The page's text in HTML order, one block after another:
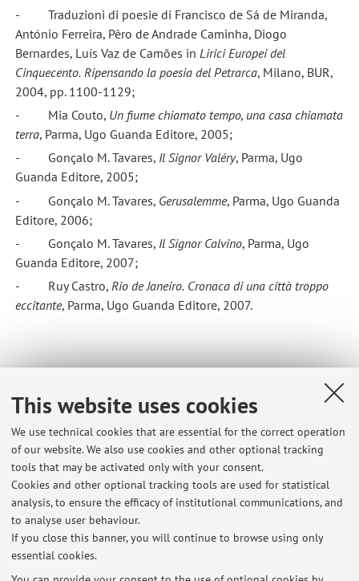
This website uses cookies
We use technical cookies that are essential for the correct operation
of our website. We also use cookies and other optional tracking
tools that may be activated only with your consent.
Cookies and other optional tracking tools are used for statistical
analysis, to ensure the efficacy of institutional communications, and
to analyse user behaviour.
If you close this banner, you will continue to browse using only
essential cookies.
- Traduzioni di poesie di Francisco de Sá de Miranda,
António Ferreira, Pêro de Andrade Caminha, Diogo
Bernardes, Luís Vaz de Camões in Lirici Europei del
Cinquecento. Ripensando la poesia del Petrarca, Milano, BUR,
2004, pp. 1100-1129;
- Mia Couto, Un fiume chiamato tempo, una casa chiamata
terra, Parma, Ugo Guanda Editore, 2005;
- Gonçalo M. Tavares, Il Signor Valéry, Parma, Ugo
Guanda Editore, 2005;
- Gonçalo M. Tavares, Gerusalemme, Parma, Ugo Guanda
Editore, 2006;
- Gonçalo M. Tavares, Il Signor Calvino, Parma, Ugo
Guanda Editore, 2007;
- Ruy Castro, Rio de Janeiro. Cronaca di una città troppo
eccitante, Parma, Ugo Guanda Editore, 2007.
Latest news
RISULTATI ESAME SCRITTO DI LINGUA PORTOGHESE DEL 25.05.2026
(LM)
Published on: June 02 2026
RISULTATI ESAME SCRITTO DI LINGUA PORTOGHESE DEL 28.05.2026
(I ANNO)